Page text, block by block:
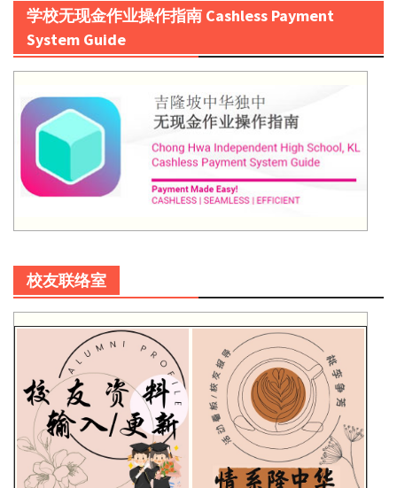
学校无现金作业操作指南 Cashless Payment
System Guide
校友联络室